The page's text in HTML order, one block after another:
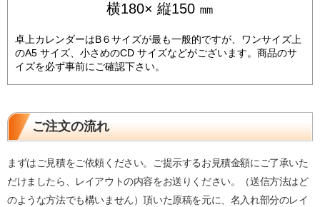
横180× 縦150 ㎜
卓上カレンダーはB６サイズが最も一般的ですが、ワンサイズ上
のA5 サイズ、小さめのCD サイズなどがございます。商品のサ
イズを必ず事前にご確認下さい。
ご注文の流れ
まずはご見積をご依頼ください。ご提示するお見積金額にご了承いた
だけましたら、レイアウトの内容をお送りください。（送信方法はど
のような方法でも構いません）頂いた原稿を元に、名入れ部分のレイ